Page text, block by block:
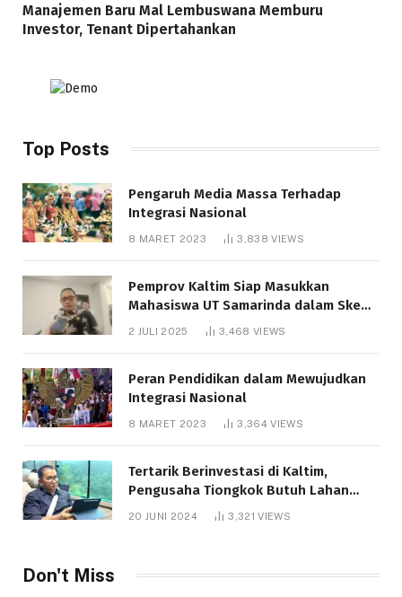
Manajemen Baru Mal Lembuswana Memburu
Investor, Tenant Dipertahankan
Top Posts
Pengaruh Media Massa Terhadap
Integrasi Nasional
8 MARET 2023 3,838VIEWS
Pemprov Kaltim Siap Masukkan
Mahasiswa UT Samarinda dalam Skema
Bantuan Pendidikan Gratispol
2 JULI 2025 3,468 VIEWS
Peran Pendidikan dalam Mewujudkan
Integrasi Nasional
8 MARET 2023 3,364VIEWS
Tertarik Berinvestasi di Kaltim,
Pengusaha Tiongkok Butuh Lahan
20 JUNI 2024 3,321VIEWS
Don't Miss